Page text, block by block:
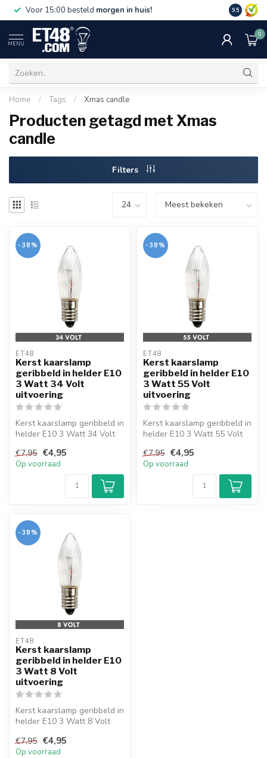
Voor 15:00 besteld morgen in huis! Gratis
€75,-.
9.5
MENU
0
Home / Tags / Xmas candle
Producten getagd met Xmas
candle
Filters
-38%
ET48
Kerst kaarslamp
geribbeld in helder E10
3 Watt 34 Volt
uitvoering
Kerst kaarslamp geribbeld in
helder E10 3 Watt 34 Volt
€7,95 €4,95
Op voorraad
-38%
ET48
Kerst kaarslamp
geribbeld in helder E10
3 Watt 55 Volt
uitvoering
Kerst kaarslamp geribbeld in
helder E10 3 Watt 55 Volt
€7,95 €4,95
Op voorraad
-38%
ET48
Kerst kaarslamp
geribbeld in helder E10
3 Watt 8 Volt
uitvoering
Kerst kaarslamp geribbeld in
helder E10 3 Watt 8 Volt
€7,95 €4,95
Op voorraad